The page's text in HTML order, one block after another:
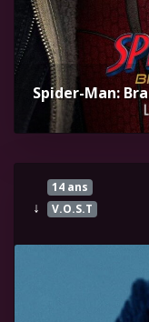
Spider-Man:
↓
14 ans
V.O.S.T